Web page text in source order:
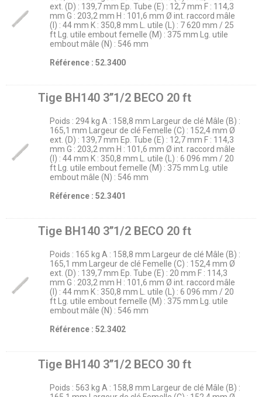
ext. (D) : 139,7 mm Ep. Tube (E) : 12,7 mm F : 114,3
mm G : 203,2 mm H : 101,6 mm Ø int. raccord mâle
(I) : 44 mm K : 350,8 mm L. utile (L) : 7 620 mm / 25
ft Lg. utile embout femelle (M) : 375 mm Lg. utile
embout mâle (N) : 546 mm
Référence : 52.3400
Tige BH140 3’’1/2 BECO 20 ft
Poids : 294 kg A : 158,8 mm Largeur de clé Mâle (B) :
165,1 mm Largeur de clé Femelle (C) : 152,4 mm Ø
ext. (D) : 139,7 mm Ep. Tube (E) : 12,7 mm F : 114,3
mm G : 203,2 mm H : 101,6 mm Ø int. raccord mâle
(I) : 44 mm K : 350,8 mm L. utile (L) : 6 096 mm / 20
ft Lg. utile embout femelle (M) : 375 mm Lg. utile
embout mâle (N) : 546 mm
Référence : 52.3401
Tige BH140 3’’1/2 BECO 20 ft
Poids : 165 kg A : 158,8 mm Largeur de clé Mâle (B) :
165,1 mm Largeur de clé Femelle (C) : 152,4 mm Ø
ext. (D) : 139,7 mm Ep. Tube (E) : 20 mm F : 114,3
mm G : 203,2 mm H : 101,6 mm Ø int. raccord mâle
(I) : 44 mm K : 350,8 mm L. utile (L) : 6 096 mm / 20
ft Lg. utile embout femelle (M) : 375 mm Lg. utile
embout mâle (N) : 546 mm
Référence : 52.3402
Tige BH140 3’’1/2 BECO 30 ft
Poids : 563 kg A : 158,8 mm Largeur de clé Mâle (B) :